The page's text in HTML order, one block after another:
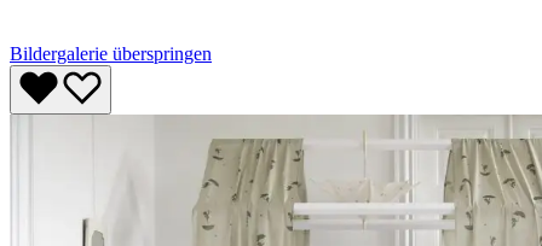
Bildergalerie überspringen